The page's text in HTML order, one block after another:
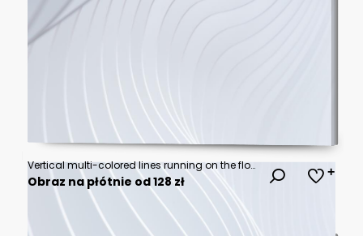
Vertical multi-colored lines running on the floor up the wall
Obraz na płótnie od 128 zł